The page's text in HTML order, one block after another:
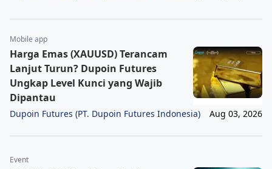
Mobile app
Harga Emas (XAUUSD) Terancam
Lanjut Turun? Dupoin Futures
Ungkap Level Kunci yang Wajib
Dipantau
Dupoin Futures (PT. Dupoin Futures Indonesia) Aug 03, 2026
Event